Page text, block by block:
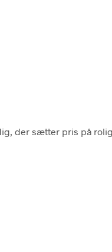
der sætter pris på